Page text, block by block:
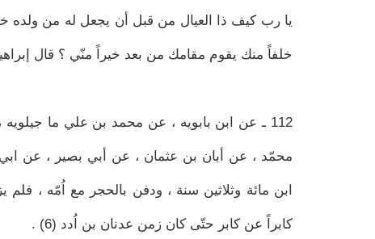
يا رب كيف ذا العيال من قبل أن يجعل له من ولده
خلفاً منك يقوم مقامك من بعد خيراً منّي ؟ قال
112 ـ عن ابن بابويه ، عن محمد بن علي ما
محمّد ، عن أبان بن عثمان ، عن أبي بصير ، عن ابي
ابن مائة وثلاثين سنة ، ودفن بالحجر مع اُمّه ، فلم
كابراً عن كابر حتّى كان زمن عدنان بن اُدد (6) .